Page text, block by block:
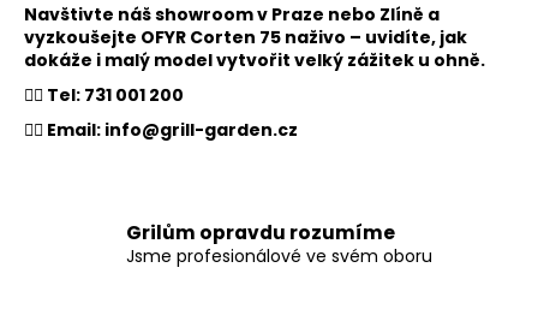
Navštivte náš showroom v Praze nebo Zlíně a
vyzkoušejte OFYR Corten 75 naživo – uvidíte, jak
dokáže i malý model vytvořit velký zážitek u ohně.
👉🏻 Tel: 731 001 200
👉🏻 Email: info@grill-garden.cz
Grilům opravdu rozumíme
Jsme profesionálové ve svém oboru